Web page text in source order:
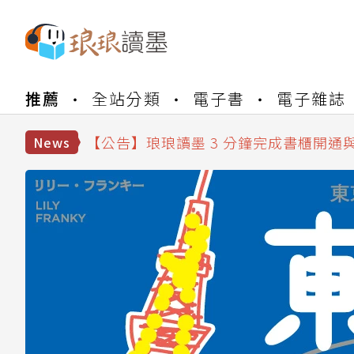
推薦 全站分類 電子書 電子雜誌
News
【公告】琅琅讀墨數位閱讀資產合併與
【公告】琅琅讀墨書櫃開通常見問題
【公告】琅琅書店服務升級重要說明及
【公告】琅琅讀墨數位閱讀資產合併與